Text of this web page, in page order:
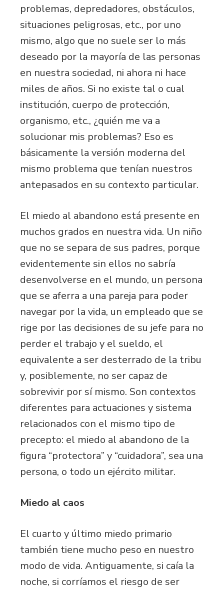
problemas, depredadores, obstáculos,
situaciones peligrosas, etc., por uno
mismo, algo que no suele ser lo más
deseado por la mayoría de las personas
en nuestra sociedad, ni ahora ni hace
miles de años. Si no existe tal o cual
institución, cuerpo de protección,
organismo, etc., ¿quién me va a
solucionar mis problemas? Eso es
básicamente la versión moderna del
mismo problema que tenían nuestros
antepasados en su contexto particular.
El miedo al abandono está presente en
muchos grados en nuestra vida. Un niño
que no se separa de sus padres, porque
evidentemente sin ellos no sabría
desenvolverse en el mundo, un persona
que se aferra a una pareja para poder
navegar por la vida, un empleado que se
rige por las decisiones de su jefe para no
perder el trabajo y el sueldo, el
equivalente a ser desterrado de la tribu
y, posiblemente, no ser capaz de
sobrevivir por sí mismo. Son contextos
diferentes para actuaciones y sistema
relacionados con el mismo tipo de
precepto: el miedo al abandono de la
figura “protectora” y “cuidadora”, sea una
persona, o todo un ejército militar.
Miedo al caos
El cuarto y último miedo primario
también tiene mucho peso en nuestro
modo de vida. Antiguamente, si caía la
noche, si corríamos el riesgo de ser